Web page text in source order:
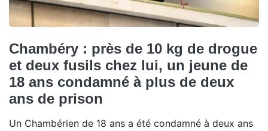
Chambéry : près de 10 kg de drogue
et deux fusils chez lui, un jeune de
18 ans condamné à plus de deux
ans de prison
Un Chambérien de 18 ans a été condamné à deux ans